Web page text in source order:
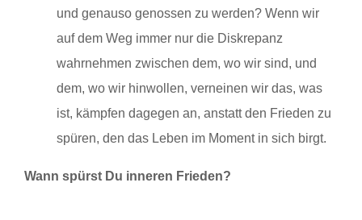
und genauso genossen zu werden? Wenn wir
auf dem Weg immer nur die Diskrepanz
wahrnehmen zwischen dem, wo wir sind, und
dem, wo wir hinwollen, verneinen wir das, was
ist, kämpfen dagegen an, anstatt den Frieden zu
spüren, den das Leben im Moment in sich birgt.
Wann spürst Du inneren Frieden?